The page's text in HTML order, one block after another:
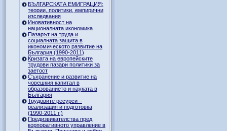
БЪЛГАРСКАТА ЕМИГРАЦИЯ:
теории, политики, емпирични
изследвания
Иновативност на
националната икономика
Пазарът на труда и
социалната защита в
икономическото развитие на
България (1990-2011)
Кризата на европейските
трудови пазари политики за
заетост
Съхранение и развитие на
човешкия капитал в
образованието и науката в
България
Трудовите ресурси –
реализация и подготовка
(1990-2011 г.)
Предизвикателства пред
корпоративното управление в